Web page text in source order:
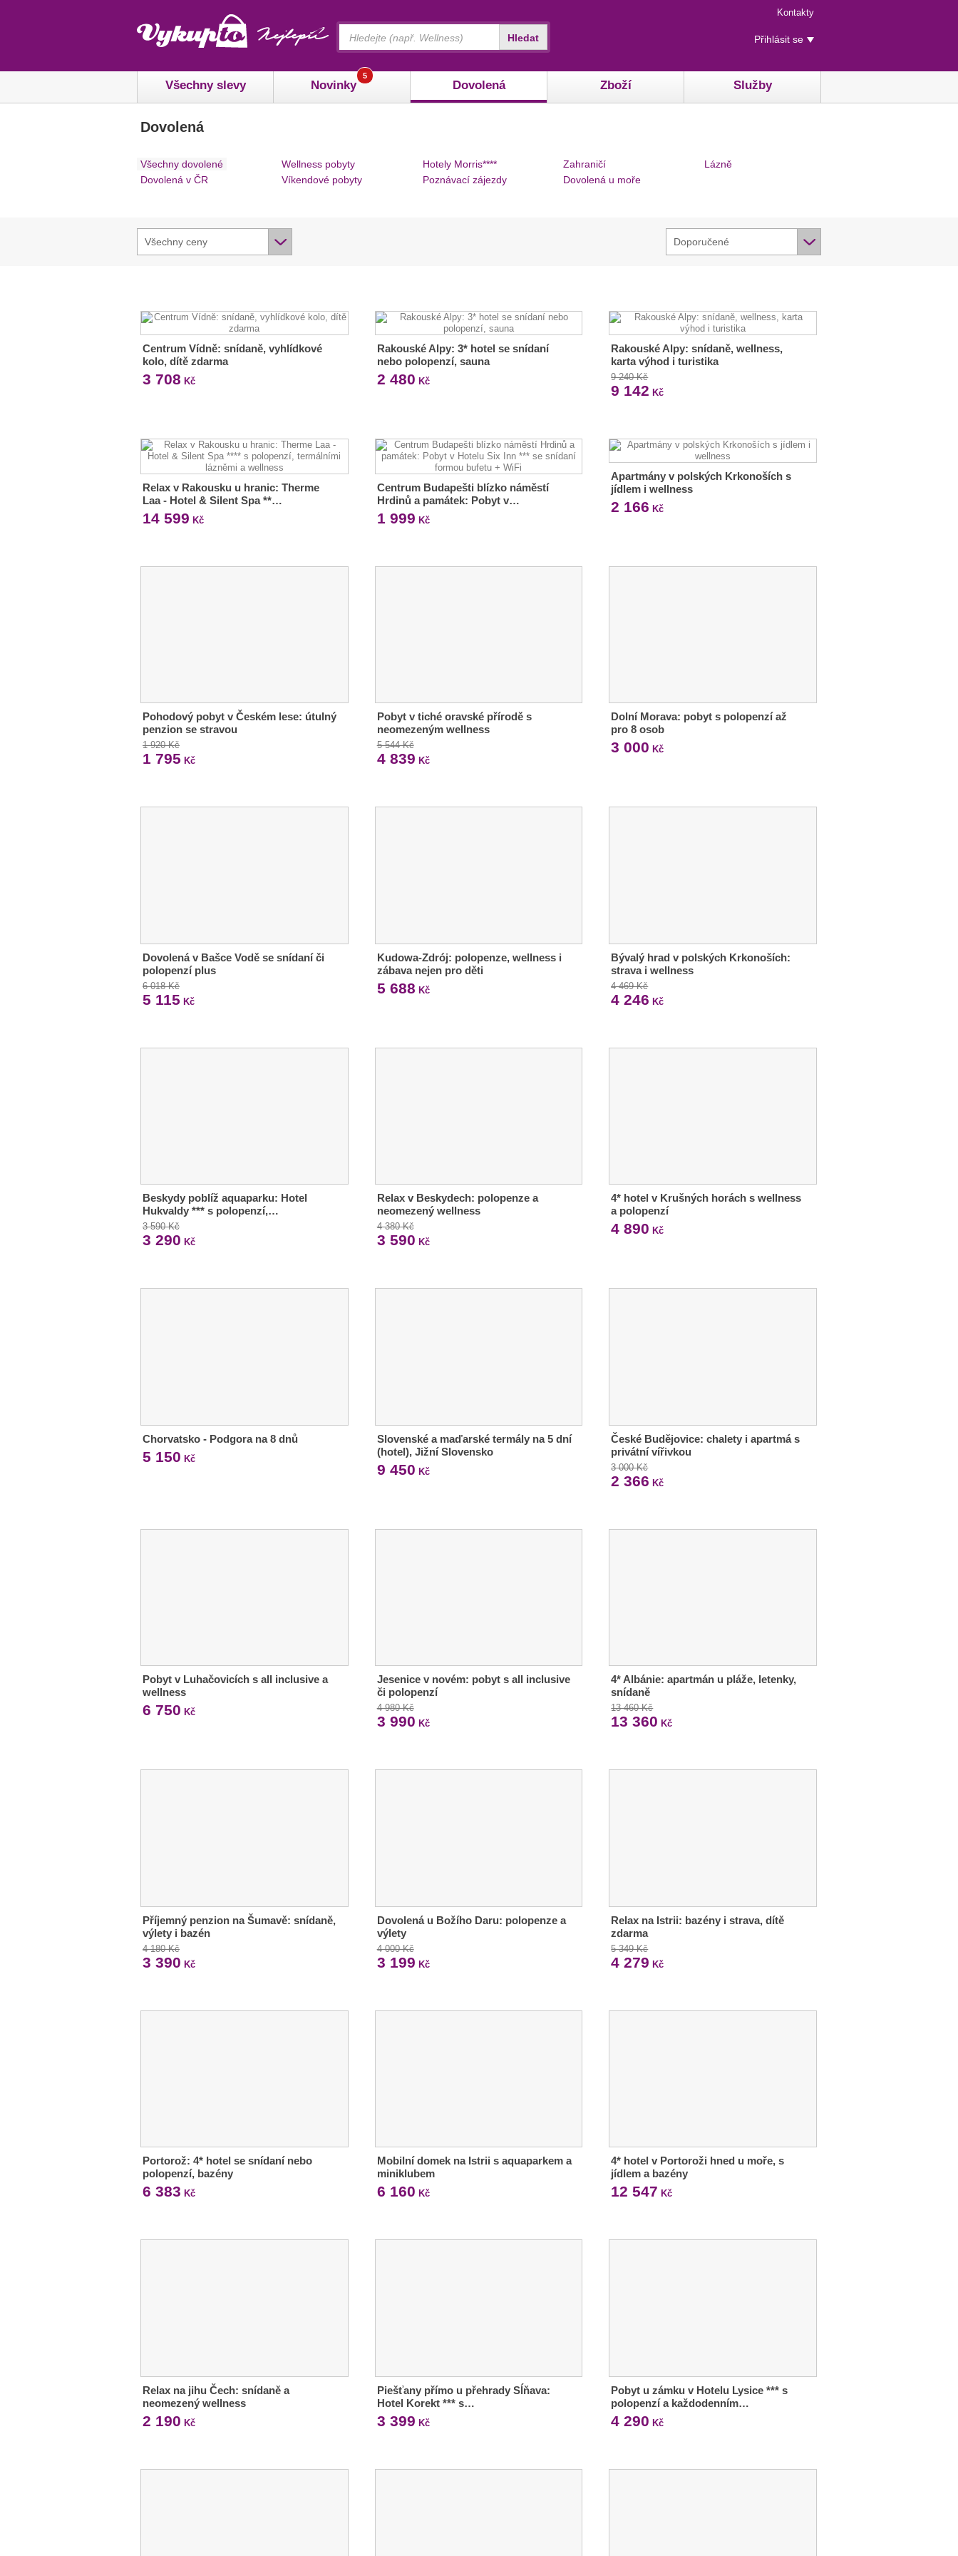
Menu
rychlého
přístupu
Kontakty
Uživatelské
menu
Přihlásit se
Všechny slevy Novinky
5
Dovolená Zboží Služby
Hledat
Dovolená
Všechny dovolené
Dovolená v ČR
Wellness pobyty
Víkendové pobyty
Hotely Morris****
Poznávací zájezdy
Zahraničí
Dovolená u moře
Lázně
Všechny ceny Doporučené
Centrum Vídně: snídaně, vyhlídkové
kolo, dítě zdarma
3 708 Kč
Rakouské Alpy: 3* hotel se snídaní
nebo polopenzí, sauna
2 480 Kč
Rakouské Alpy: snídaně, wellness,
karta výhod i turistika
9 240 Kč
9 142 Kč
Relax v Rakousku u hranic: Therme
Laa - Hotel & Silent Spa **…
14 599 Kč
Centrum Budapešti blízko náměstí
Hrdinů a památek: Pobyt v…
1 999 Kč
Apartmány v polských Krkonoších s
jídlem i wellness
2 166 Kč
Pohodový pobyt v Českém lese: útulný
penzion se stravou
1 920 Kč
1 795 Kč
Pobyt v tiché oravské přírodě s
neomezeným wellness
5 544 Kč
4 839 Kč
Dolní Morava: pobyt s polopenzí až
pro 8 osob
3 000 Kč
Dovolená v Bašce Vodě se snídaní či
polopenzí plus
6 018 Kč
5 115 Kč
Kudowa-Zdrój: polopenze, wellness i
zábava nejen pro děti
5 688 Kč
Bývalý hrad v polských Krkonoších:
strava i wellness
4 469 Kč
4 246 Kč
Beskydy poblíž aquaparku: Hotel
Hukvaldy *** s polopenzí,…
3 590 Kč
3 290 Kč
Relax v Beskydech: polopenze a
neomezený wellness
4 380 Kč
3 590 Kč
4* hotel v Krušných horách s wellness
a polopenzí
4 890 Kč
Chorvatsko - Podgora na 8 dnů
5 150 Kč
Slovenské a maďarské termály na 5 dní
(hotel), Jižní Slovensko
9 450 Kč
České Budějovice: chalety i apartmá s
privátní vířivkou
3 000 Kč
2 366 Kč
Pobyt v Luhačovicích s all inclusive a
wellness
6 750 Kč
Jesenice v novém: pobyt s all inclusive
či polopenzí
4 980 Kč
3 990 Kč
4* Albánie: apartmán u pláže, letenky,
snídaně
13 460 Kč
13 360 Kč
Příjemný penzion na Šumavě: snídaně,
výlety i bazén
4 180 Kč
3 390 Kč
Dovolená u Božího Daru: polopenze a
výlety
4 000 Kč
3 199 Kč
Relax na Istrii: bazény i strava, dítě
zdarma
5 349 Kč
4 279 Kč
Portorož: 4* hotel se snídaní nebo
polopenzí, bazény
6 383 Kč
Mobilní domek na Istrii s aquaparkem a
miniklubem
6 160 Kč
4* hotel v Portoroži hned u moře, s
jídlem a bazény
12 547 Kč
Relax na jihu Čech: snídaně a
neomezený wellness
2 190 Kč
Piešťany přímo u přehrady Sĺňava:
Hotel Korekt *** s…
3 399 Kč
Pobyt u zámku v Hotelu Lysice *** s
polopenzí a každodenním…
4 290 Kč